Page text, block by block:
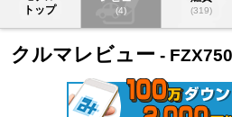
トップ
(4) (319)
クルマレビュー - FZX750